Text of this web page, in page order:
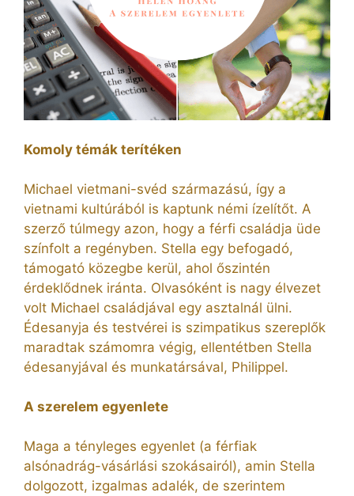
Komoly témák terítéken
Michael vietmani-svéd származású, így a
vietnami kultúrából is kaptunk némi ízelítőt. A
szerző túlmegy azon, hogy a férfi családja üde
színfolt a regényben. Stella egy befogadó,
támogató közegbe kerül, ahol őszintén
érdeklődnek iránta. Olvasóként is nagy élvezet
volt Michael családjával egy asztalnál ülni.
Édesanyja és testvérei is szimpatikus szereplők
maradtak számomra végig, ellentétben Stella
édesanyjával és munkatársával, Philippel.
A szerelem egyenlete
Maga a tényleges egyenlet (a férfiak
alsónadrág-vásárlási szokásairól), amin Stella
dolgozott, izgalmas adalék, de szerintem